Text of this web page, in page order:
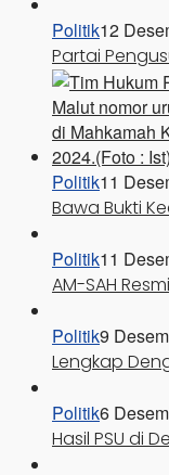
Politik12
Partai
Politik11
Bawa Bukti
Politik11
AM-SAH
Politik9
Lengkap
Politik6
Hasil PSU di